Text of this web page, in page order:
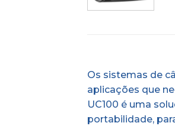
Os sistemas de
aplicações que
UC100 é uma
portabilidade,